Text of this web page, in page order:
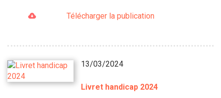
Télécharger la publication
13/03/2024
Livret handicap 2024